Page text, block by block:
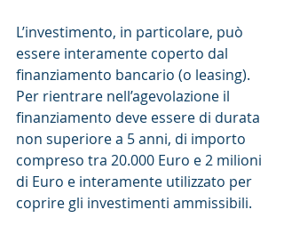
L’investimento, in particolare, può
essere interamente coperto dal
finanziamento bancario (o leasing).
Per rientrare nell’agevolazione il
finanziamento deve essere di durata
non superiore a 5 anni, di importo
compreso tra 20.000 Euro e 2 milioni
di Euro e interamente utilizzato per
coprire gli investimenti ammissibili.